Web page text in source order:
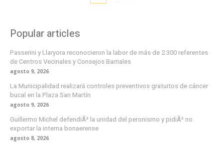
Popular articles
Passerini y Llaryora reconocieron la labor de más de 2.300 referentes
de Centros Vecinales y Consejos Barriales
agosto 9, 2026
La Municipalidad realizará controles preventivos gratuitos de cáncer
bucal en la Plaza San Martín
agosto 9, 2026
Guillermo Michel defendiÃ³ la unidad del peronismo y pidiÃ³ no
exportar la interna bonaerense
agosto 8, 2026